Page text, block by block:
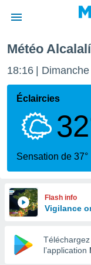
de
Météo Alcalalí
18:16 Dimanche
Éclaircies
Sensation de 37°
Flash info
Vigilance
Téléchargez
l’application